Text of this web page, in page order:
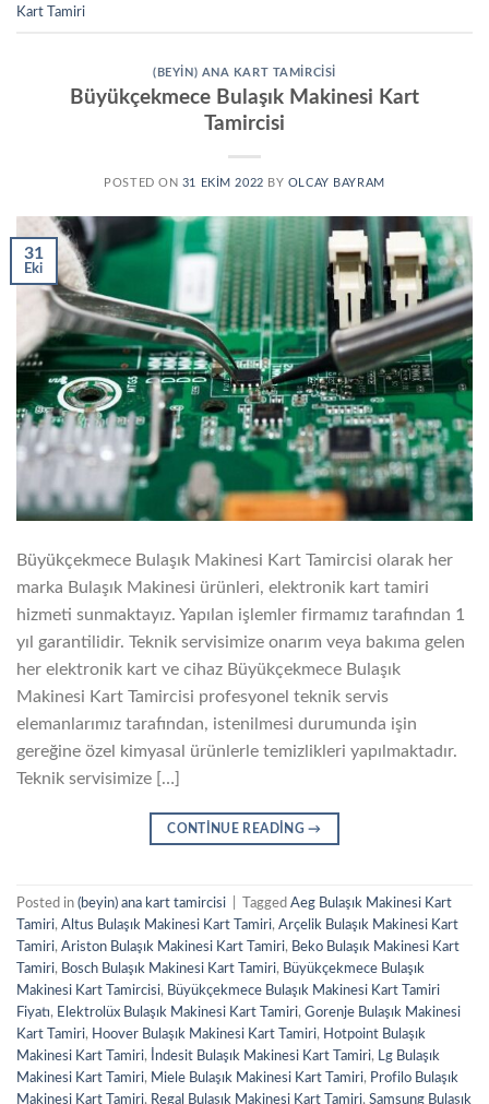
Kart Tamiri
(BEYIN) ANA KART TAMIRCISI
Büyükçekmece Bulaşık Makinesi Kart
Tamircisi
POSTED ON 31 EKIM 2022 BY OLCAY BAYRAM
31
Eki
Büyükçekmece Bulaşık Makinesi Kart Tamircisi olarak her
marka Bulaşık Makinesi ürünleri, elektronik kart tamiri
hizmeti sunmaktayız. Yapılan işlemler firmamız tarafından 1
yıl garantilidir. Teknik servisimize onarım veya bakıma gelen
her elektronik kart ve cihaz Büyükçekmece Bulaşık
Makinesi Kart Tamircisi profesyonel teknik servis
elemanlarımız tarafından, istenilmesi durumunda işin
gereğine özel kimyasal ürünlerle temizlikleri yapılmaktadır.
Teknik servisimize […]
CONTINUE READING→
Posted in (beyin) ana kart tamircisi Tagged Aeg Bulaşık Makinesi Kart
Tamiri, Altus Bulaşık Makinesi Kart Tamiri, Arçelik Bulaşık Makinesi Kart
Tamiri, Ariston Bulaşık Makinesi Kart Tamiri, Beko Bulaşık Makinesi Kart
Tamiri, Bosch Bulaşık Makinesi Kart Tamiri, Büyükçekmece Bulaşık
Makinesi Kart Tamircisi, Büyükçekmece Bulaşık Makinesi Kart Tamiri
Fiyatı, Elektrolüx Bulaşık Makinesi Kart Tamiri, Gorenje Bulaşık Makinesi
Kart Tamiri, Hoover Bulaşık Makinesi Kart Tamiri, Hotpoint Bulaşık
Makinesi Kart Tamiri, İndesit Bulaşık Makinesi Kart Tamiri, Lg Bulaşık
Makinesi Kart Tamiri, Miele Bulaşık Makinesi Kart Tamiri, Profilo Bulaşık
Makinesi Kart Tamiri, Regal Bulaşık Makinesi Kart Tamiri, Samsung Bulaşık